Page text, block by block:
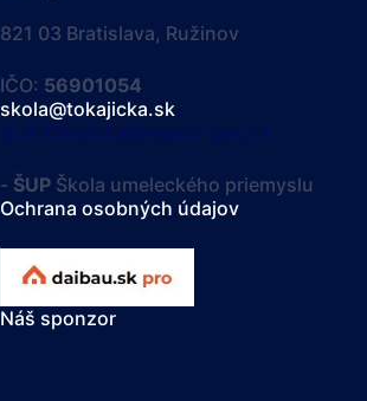
821 03 Bratislava, Ružinov
IČO: 56901054
skola@tokajicka.sk
SUP.Tokajicka@region-bsk.sk
- ŠUPŠkola umeleckého priemyslu
Ochrana osobných údajov
Náš sponzor